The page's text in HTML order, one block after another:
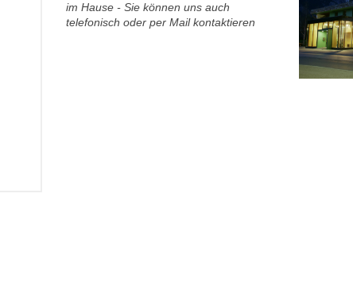
im Hause - Sie können uns auch
telefonisch oder per Mail kontaktieren